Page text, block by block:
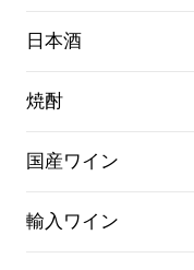
日本酒
焼酎
国産ワイン
輸入ワイン